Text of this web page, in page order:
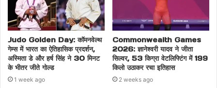
Judo Golden Day: कॉमनवेल्थ
गेम्स में भारत का ऐतिहासिक प्रदर्शन,
अस्मिता डे और हर्ष सिंह ने 30 मिनट
के भीतर जीते गोल्ड
1 week ago
Commonwealth Games
2026: ज्ञानेश्वरी यादव ने जीता
सिल्वर, 53 किग्रा वेटलिफ्टिंग में 199
किलो उठाकर रचा इतिहास
2 weeks ago